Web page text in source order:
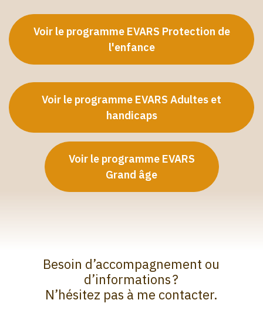
Voir le programme EVARS Protection de
l'enfance
Voir le programme EVARS Adultes et
handicaps
Voir le programme EVARS
Grand âge
Besoin d’accompagnement ou
d’informations ?
N’hésitez pas à me contacter.